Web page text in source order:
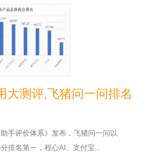
大测评,飞猪问一问排名
手评价体系》发布，飞猪问一问以
排名第一，程心AI、支付宝...